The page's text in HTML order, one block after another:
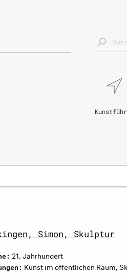
Simon, Skulptur
21. Jahrhundert
Kunst im öffentlichen Raum,